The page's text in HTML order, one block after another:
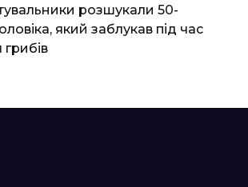
розшукали 50-
який заблукав під час